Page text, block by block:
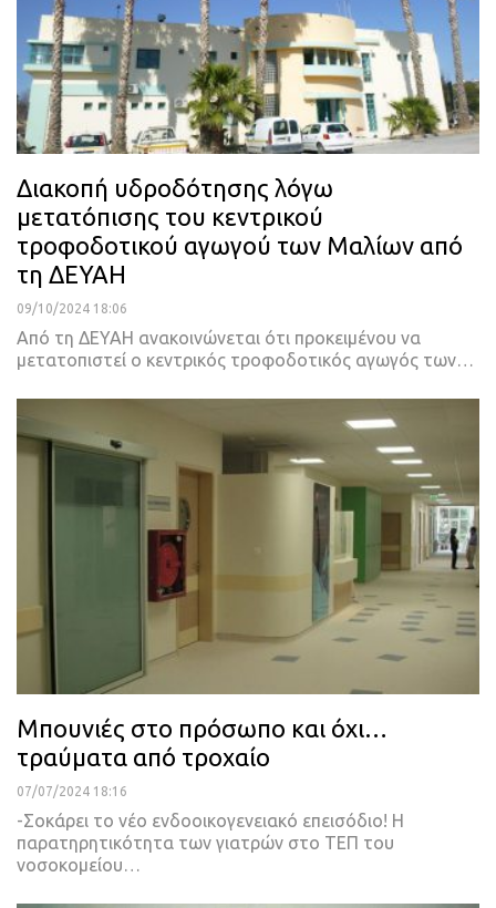
Διακοπή υδροδότησης λόγω
μετατόπισης του κεντρικού
τροφοδοτικού αγωγού των Μαλίων από
τη ΔΕΥΑΗ
09/10/2024 18:06
Aπό τη ΔΕΥΑΗ ανακοινώνεται ότι προκειμένου να
μετατοπιστεί ο κεντρικός τροφοδοτικός αγωγός των…
Μπουνιές στο πρόσωπο και όχι…
τραύματα από τροχαίο
07/07/2024 18:16
-Σοκάρει το νέο ενδοοικογενειακό επεισόδιο! Η
παρατηρητικότητα των γιατρών στο ΤΕΠ του
νοσοκομείου…